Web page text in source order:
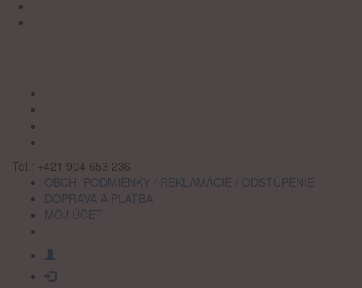
Tel.: +421 904 653 236
OBCH. PODMIENKY / REKLAMÁCIE / ODSTÚPENIE
DOPRAVA A PLATBA
MÔJ ÚČET